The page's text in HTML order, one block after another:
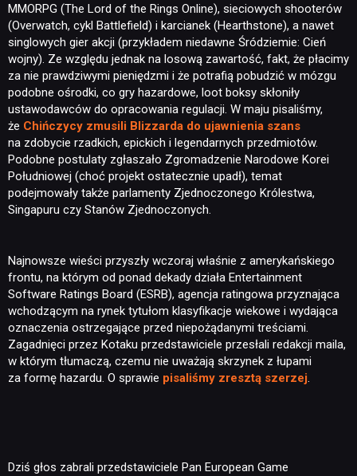
MMORPG (The Lord of the Rings Online), sieciowych shooterów
(Overwatch, cykl Battlefield) i karcianek (Hearthstone), a nawet
singlowych gier akcji (przykładem niedawne Śródziemie: Cień
wojny). Ze względu jednak na losową zawartość, fakt, że płacimy
za nie prawdziwymi pieniędzmi i że potrafią pobudzić w mózgu
podobne ośrodki, co gry hazardowe, loot boksy skłoniły
ustawodawców do opracowania regulacji. W maju pisaliśmy,
że Chińczycy zmusili Blizzarda do ujawnienia szans
na zdobycie rzadkich, epickich i legendarnych przedmiotów.
Podobne postulaty zgłaszało Zgromadzenie Narodowe Korei
Południowej (choć projekt ostatecznie upadł), temat
podejmowały także parlamenty Zjednoczonego Królestwa,
Singapuru czy Stanów Zjednoczonych.
Najnowsze wieści przyszły wczoraj właśnie z amerykańskiego
frontu, na którym od ponad dekady działa Entertainment
Software Ratings Board (ESRB), agencja ratingowa przyznająca
wchodzącym na rynek tytułom klasyfikacje wiekowe i wydająca
oznaczenia ostrzegające przed niepożądanymi treściami.
Zagadnięci przez Kotaku przedstawiciele przesłali redakcji maila,
w którym tłumaczą, czemu nie uważają skrzynek z łupami
za formę hazardu. O sprawie pisaliśmy zresztą szerzej.
Dziś głos zabrali przedstawiciele Pan European Game